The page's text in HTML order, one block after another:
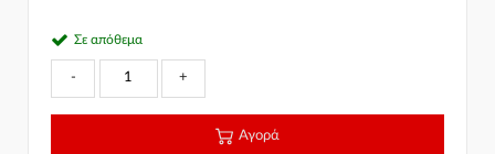
Σε απόθεμα
- +
Αγορά